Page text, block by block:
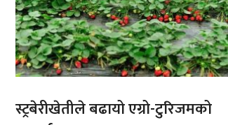
स्ट्रबेरीखेतीले बढायो एग्रो-टुरिजमको